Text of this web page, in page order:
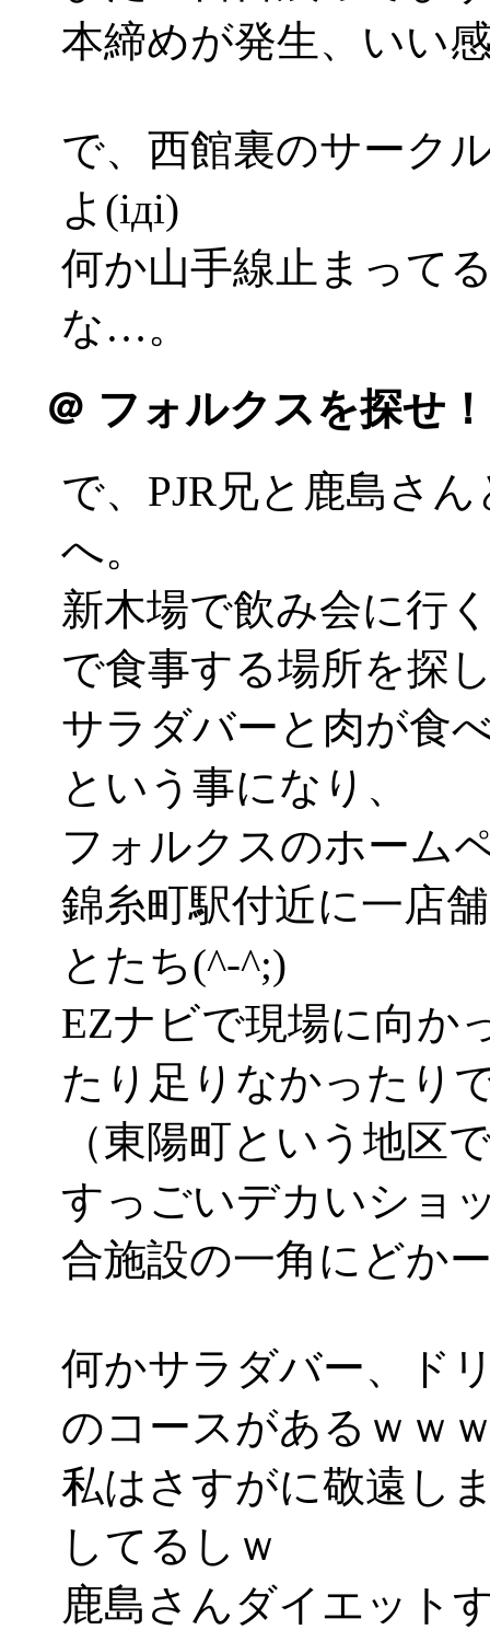
本締めが発生、いい
で、西館裏のサーク
よ(iдi)
何か山手線止まって
な…。
＠ フォルクスを探せ
で、PJR兄と鹿島さ
へ。
新木場で飲み会に行
で食事する場所を探
サラダバーと肉が食
という事になり、
フォルクスのホーム
錦糸町駅付近に一店
とたち(^-^;)
EZナビで現場に向か
たり足りなかったり
（東陽町という地区
すっごいデカいショ
合施設の一角にどか
何かサラダバー、ド
のコースがあるｗｗ
私はさすがに敬遠し
してるしｗ
鹿島さんダイエット